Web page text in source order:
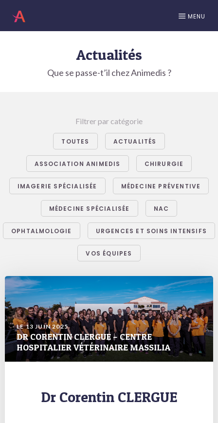
MENU
Actualités
Que se passe-t’il chez Animedis ?
Filtrer par catégorie
TOUTES ACTUALITÉS
ASSOCIATION ANIMEDIS CHIRURGIE
IMAGERIE SPÉCIALISÉE MÉDECINE PRÉVENTIVE
MÉDECINE SPÉCIALISÉE NAC
OPHTALMOLOGIE URGENCES ET SOINS INTENSIFS
VOS ÉQUIPES
LE 13 JUIN 2025
DR CORENTIN CLERGUE – CENTRE
HOSPITALIER VÉTÉRINAIRE MASSILIA
Dr Corentin CLERGUE